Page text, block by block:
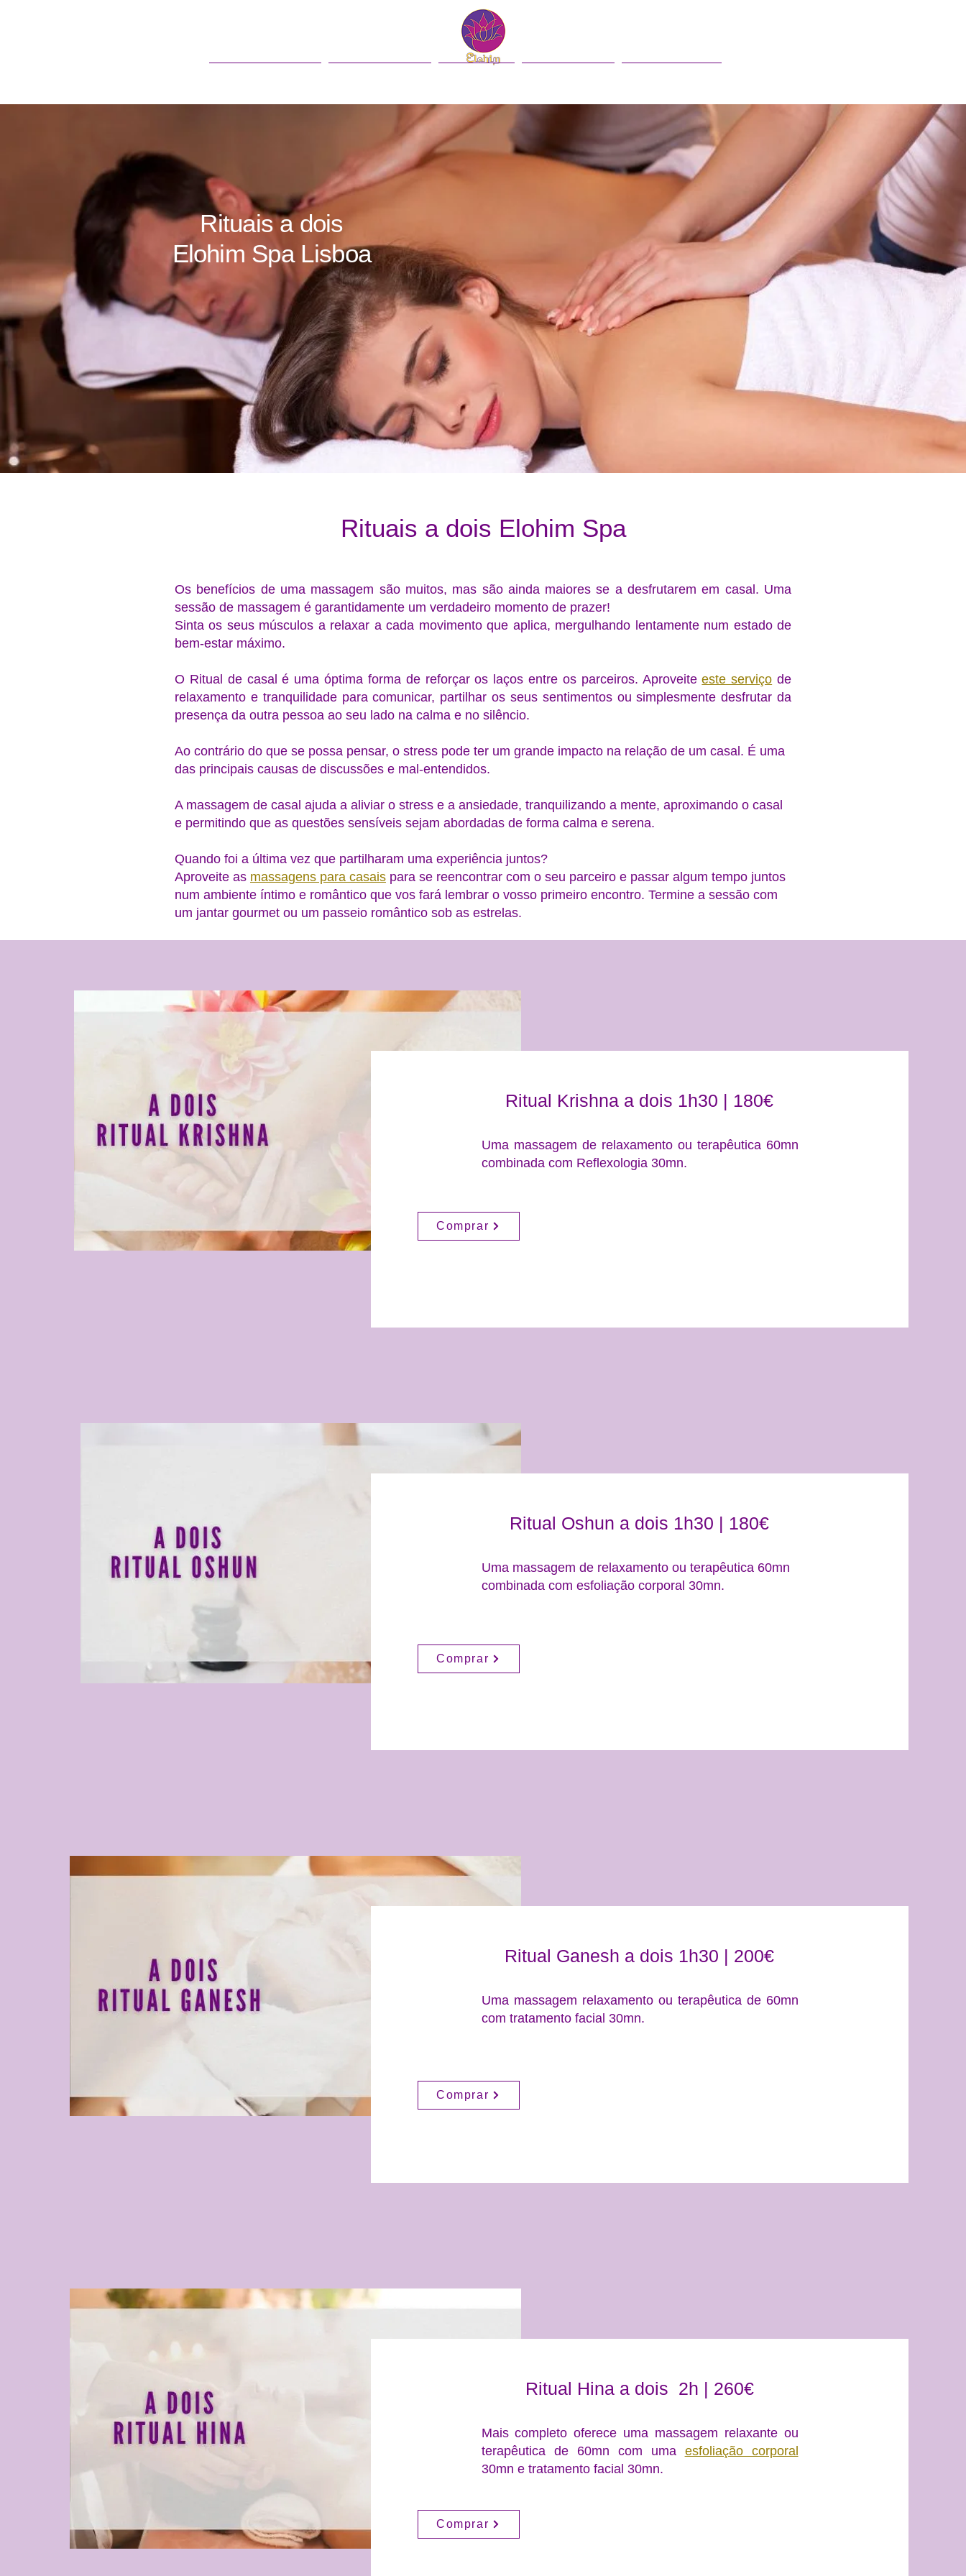
Rituais a dois
Elohim SpaLisboa
Rituais a dois Elohim Spa
Os benefícios de uma massagem são muitos, mas são ainda maiores se a desfrutarem em casal. Uma
sessão de massagem é garantidamente um verdadeiro momento de prazer!
Sinta os seus músculos a relaxar a cada movimento que aplica, mergulhando lentamente num estado de
bem-estar máximo.
O Ritual de casal é uma óptima forma de reforçar os laços entre os parceiros. Aproveiteeste serviço de
relaxamento e tranquilidade para comunicar, partilhar os seus sentimentos ou simplesmente desfrutar da
presença da outra pessoa ao seu lado na calma e no silêncio.
Ao contrário do que se possa pensar, o stress pode ter um grande impacto na relação de um casal. É uma
das principais causas de discussões e mal-entendidos.
A massagem de casal ajuda a aliviar o stress e a ansiedade, tranquilizando a mente, aproximando o casal
e permitindo que as questões sensíveis sejam abordadas de forma calma e serena.
Quando foi a última vez que partilharam uma experiência juntos?
Aproveite as massagens para casais para se reencontrar com o seu parceiro e passar algum tempo juntos
num ambiente íntimo e romântico que vos fará lembrar o vosso primeiro encontro. Termine a sessão com
um jantar gourmet ou um passeio romântico sob as estrelas.
Ritual Krishna a dois 1h30 | 180€
Uma massagem de relaxamento ou terapêutica 60mn
combinada com Reflexologia 30mn.
Comprar
Ritual Oshun a dois 1h30 | 180€
Uma massagem de relaxamento ou terapêutica 60mn
combinada com esfoliação corporal 30mn.
Comprar
Ritual Ganesh a dois 1h30 | 200€
Uma massagem relaxamento ou terapêutica de 60mn
com tratamento facial 30mn.
Comprar
Ritual Hina a dois 2h | 260€
Mais completo oferece uma massagem relaxante ou
terapêutica de 60mn com uma esfoliação corporal
30mn e tratamento facial 30mn.
Comprar